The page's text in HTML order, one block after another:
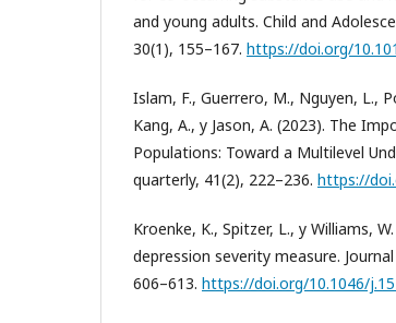
and young adults. Child and
30(1), 155–167. https://doi.org/
Islam, F., Guerrero, M., Nguyen, L.,
Kang, A., y Jason, A. (2023). The
Populations: Toward a Multilevel
quarterly, 41(2), 222–236. https://
Kroenke, K., Spitzer, L., y Williams,
depression severity measure.
606–613. https://doi.org/10.1046/